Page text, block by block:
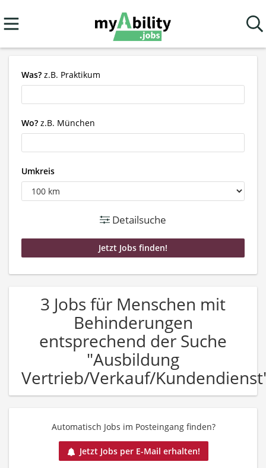
Was? z.B. Praktikum
Wo? z.B. München
Umkreis
Detailsuche
3 Jobs für Menschen mit
Behinderungen
entsprechend der Suche
"Ausbildung
Vertrieb/Verkauf/
Automatisch Jobs im Posteingang finden?
Jetzt Jobs per E-Mail erhalten!